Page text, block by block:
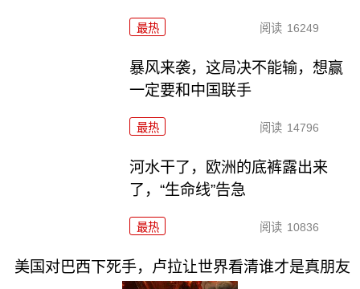
最热 阅读 16249
暴风来袭，这局决不能输，想赢
一定要和中国联手
最热 阅读 14796
河水干了，欧洲的底裤露出来
了，“生命线”告急
最热 阅读 10836
美国对巴西下死手，卢拉让世界看清谁才是真朋友